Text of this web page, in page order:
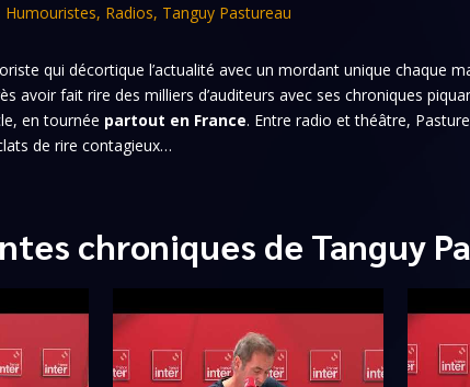
Humouristes, Radios, Tanguy Pastureau
qui décortique l’actualité avec un mordant unique chaque
avoir fait rire des milliers d’auditeurs avec ses chroniques
en tournée partout en France. Entre radio et théâtre,
de rire contagieux…
chroniques de Tanguy